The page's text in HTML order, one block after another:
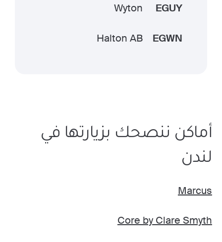
EGUY
Wyton
EGWN
Halton AB
أماكن ننصحك بزيارتها في
لندن
Marcus
Core by Clare Smyth